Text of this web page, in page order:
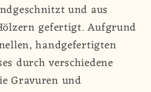
und aus
gefertigt. Aufgrund
handgefertigten
durch verschiedene
Gravuren und